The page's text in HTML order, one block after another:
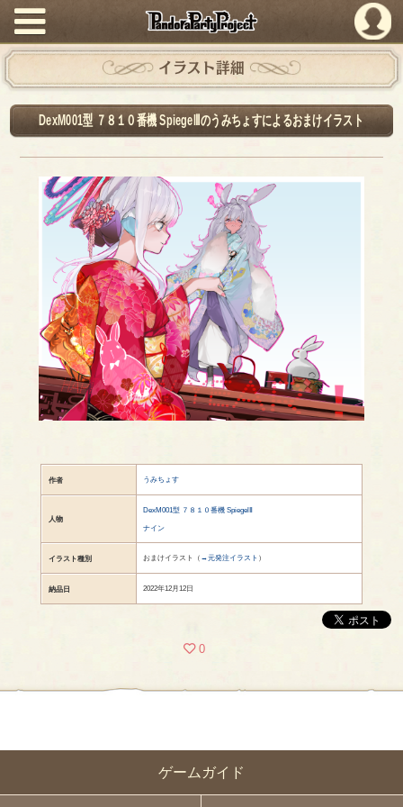
PandoraPartyProject
ゲームガイド
イラスト詳細
DexM001型 ７８１０番機 SpiegelⅡのうみちょすによるおまけイラスト
作者 うみちょす
人物
DexM001型 ７８１０番機 SpiegelⅡ
ナイン
イラスト種別 おまけイラスト（ →元発注イラスト ）
納品日 2022年12月12日
0